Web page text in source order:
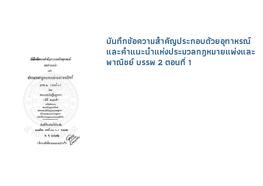
บันทึกข้อความสำคัญประกอบด้วยอุทาหรณ์
และคำแนะนำแห่งประมวลกฎหมายแพ่งและ
พาณิชย์ บรรพ 2 ตอนที่ 1